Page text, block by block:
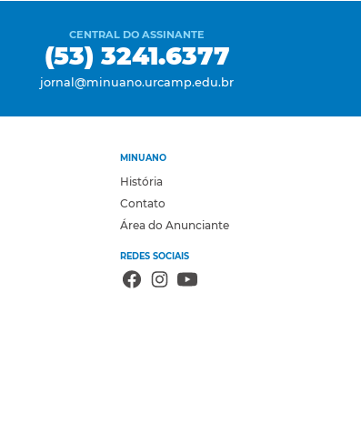
CENTRAL DO ASSINANTE
(53) 3241.6377
jornal@minuano.urcamp.edu.br
MINUANO
História
Contato
Área do Anunciante
REDES SOCIAIS